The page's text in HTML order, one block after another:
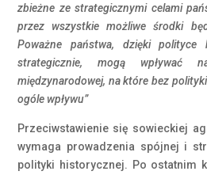
zbieżne ze strategicznymi celami
przez wszystkie możliwe środki
Poważne państwa, dzięki polityce
strategicznie, mogą
międzynarodowej, na które bez
ogóle wpływu”
Przeciwstawienie się sowieckiej
wymaga prowadzenia spójnej i
polityki historycznej. Po ostatnim